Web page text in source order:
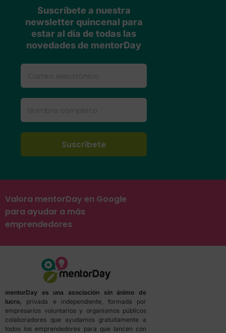
Suscríbete a nuestra
newsletter quincenal para
estar al día de todas las
novedades de mentorDay
Valora mentorDay en Google
para ayudar a más
emprendedores
mentorDay es una asociación sin ánimo de
lucro, privada e independiente, formada por
empresarios voluntarios y organismos públicos
colaboradores que ayudamos gratuitamente a
todos los emprendedores para que lancen con